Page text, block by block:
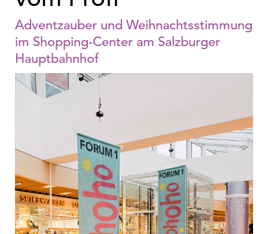
Adventzauber und Weihnachtsstimmung
im Shopping-Center am Salzburger
Hauptbahnhof